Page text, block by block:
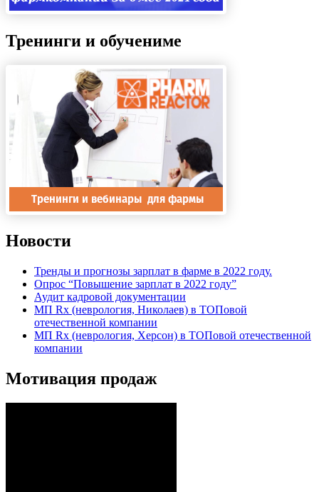
Тренинги и обучениме
Новости
Тренды и прогнозы зарплат в фарме в 2022 году.
Опрос “Повышение зарплат в 2022 году”
Аудит кадровой документации
МП Rx (неврология, Николаев) в ТОПовой
отечественной компании
МП Rx (неврология, Херсон) в ТОПовой отечественной
компании
Мотивация продаж